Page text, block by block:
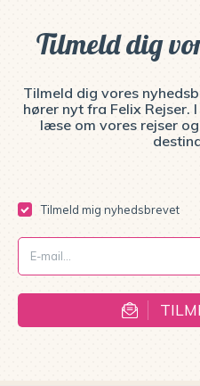
Tilmeld dig
Tilmeld dig vores
hører nyt fra Felix Rejser.
læse om vores rejser
Tilmeld mig nyhedsbrevet